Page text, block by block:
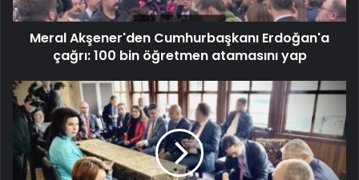
Meral Akşener'den Cumhurbaşkanı Erdoğan'a
çağrı: 100 bin öğretmen atamasını yap